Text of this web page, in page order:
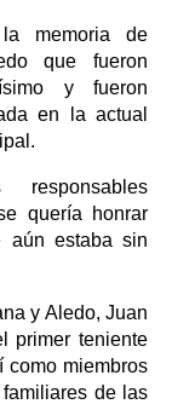
la memoria de
que fueron
y fueron
en la actual
quería honrar
aún estaba sin
y Aledo, Juan
primer teniente
como miembros
de las